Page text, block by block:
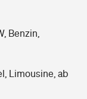
Benzin,
Limousine, ab